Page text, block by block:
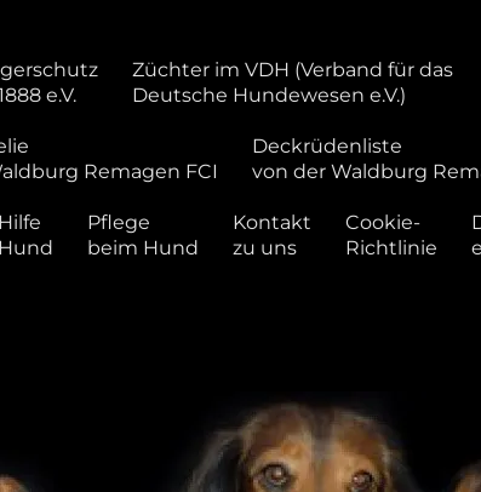
e.V.
Züchter im VDH (Verband für das
Deutsche Hundewesen e.V.)
Remagen FCI
Deckrüdenliste
von der Waldburg
Pflege
beim Hund
Kontakt
zu uns
Cookie-
Richtlinie